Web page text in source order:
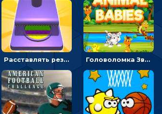
Расставлять резиновые кубики, чтобы делать поп-ит - гиперказуальные Головоломка Звери-малыши: открывай карточки по очереди, чтобы найти одинаковые